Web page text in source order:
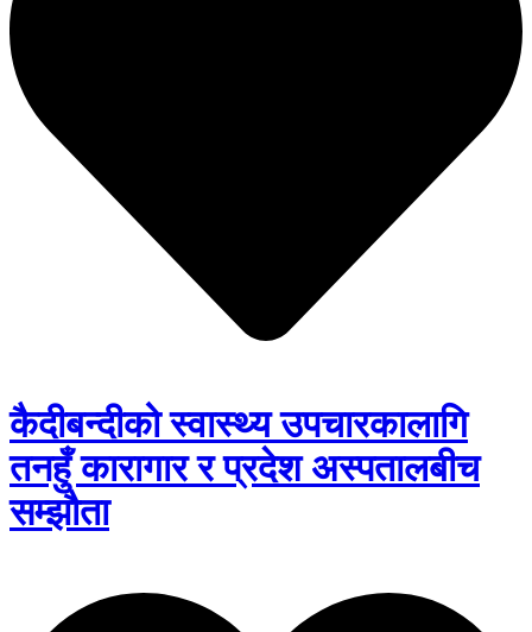
कैदीबन्दीको स्वास्थ्य उपचारकालागि
तनहुँ कारागार र प्रदेश अस्पतालबीच
सम्झौता